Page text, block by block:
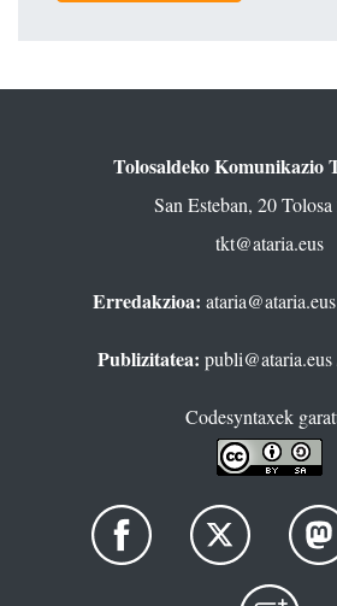
Tolosaldeko Komunikazio
San Esteban, 20
tkt@ataria.eus
Erredakzioa: ataria@ataria.eus
Publizitatea: publi@ataria.eus
Codesyntaxek